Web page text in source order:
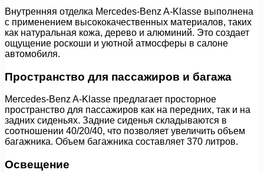
Внутренняя отделка Mercedes-Benz A-Klasse выполнена
с применением высококачественных материалов, таких
как натуральная кожа, дерево и алюминий. Это создает
ощущение роскоши и уютной атмосферы в салоне
автомобиля.
Пространство для пассажиров и багажа
Mercedes-Benz A-Klasse предлагает просторное
пространство для пассажиров как на передних, так и на
задних сиденьях. Задние сиденья складываются в
соотношении 40/20/40, что позволяет увеличить объем
багажника. Объем багажника составляет 370 литров.
Освещение